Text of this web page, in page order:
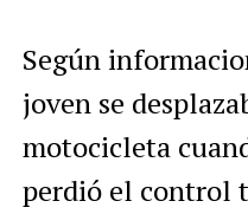
Según
joven se
motocicleta
perdió el control